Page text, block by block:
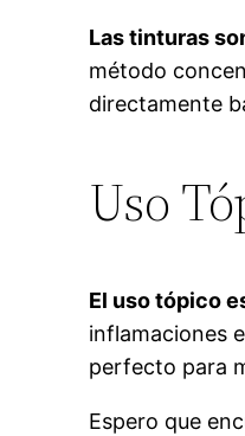
Las tinturas
método
directamente
Uso
El uso tópico
inflamaciones
perfecto para
Espero que